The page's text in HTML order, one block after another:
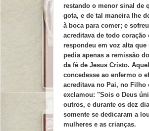
restando o menor sinal de
gota, e de tal maneira lhe
à boca para comer; e
acreditava de todo
respondeu em voz alta
pedia apenas a remissão
da fé de Jesus Cristo.
concedesse ao enfermo o
acreditava no Pai, no Filho
exclamou: "Sois o Deus
outros, e durante os dez
somente se dedicaram a
mulheres e as crianças.